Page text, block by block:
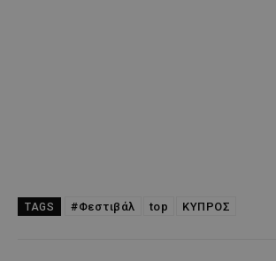
TAGS #Φεστιβάλ top ΚΥΠΡΟΣ